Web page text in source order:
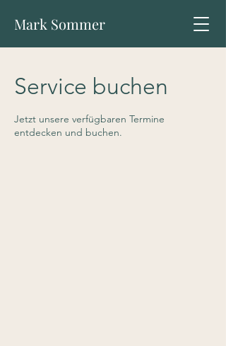
Mark Sommer
Service buchen
Jetzt unsere verfügbaren Termine
entdecken und buchen.